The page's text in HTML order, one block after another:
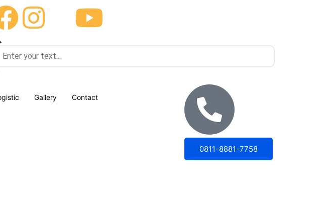
Gallery Contact
0811-8881-7758